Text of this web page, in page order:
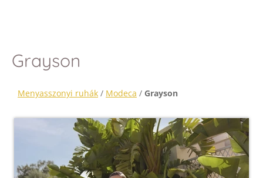
Grayson
Menyasszonyi ruhák / Modeca / Grayson